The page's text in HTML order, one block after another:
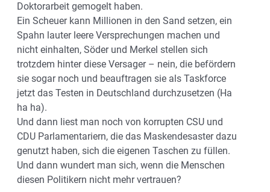
Doktorarbeit gemogelt haben.
Ein Scheuer kann Millionen in den Sand setzen, ein
Spahn lauter leere Versprechungen machen und
nicht einhalten, Söder und Merkel stellen sich
trotzdem hinter diese Versager – nein, die befördern
sie sogar noch und beauftragen sie als Taskforce
jetzt das Testen in Deutschland durchzusetzen (Ha
ha ha).
Und dann liest man noch von korrupten CSU und
CDU Parlamentariern, die das Maskendesaster dazu
genutzt haben, sich die eigenen Taschen zu füllen.
Und dann wundert man sich, wenn die Menschen
diesen Politikern nicht mehr vertrauen?